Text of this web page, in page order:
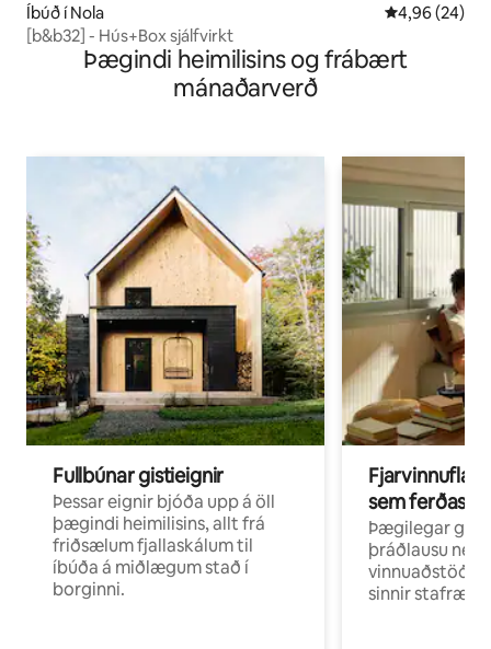
Íbúð í Nola 4,96 af 5 í
4,96 (24)
[b&b32] - Hús+Box sjálfvirkt
Þægindi heimilisins og frábært
mánaðarverð
Fullbúnar gistieignir
Þessar eignir bjóða upp á öll
þægindi heimilisins, allt frá
friðsælum fjallaskálum til
íbúða á miðlægum stað í
borginni.
sem ferðast
Þægilegar
þráðlausu neti
vinnuaðstöðu
sinnir